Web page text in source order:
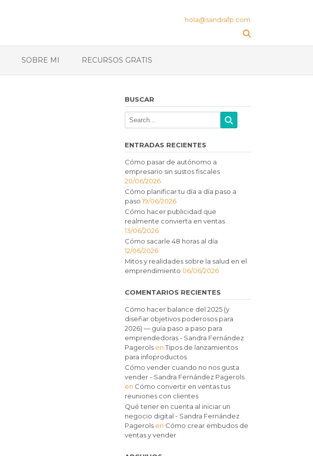
hola@sandrafp.com
SOBRE MI RECURSOS GRATIS
BUSCAR
ENTRADAS RECIENTES
Cómo pasar de autónomo a
empresario sin sustos fiscales
20/06/2026
Cómo planificar tu día a día paso a
paso 19/06/2026
Cómo hacer publicidad que
realmente convierta en ventas
13/06/2026
Cómo sacarle 48 horas al día
12/06/2026
Mitos y realidades sobre la salud en el
emprendimiento 06/06/2026
COMENTARIOS RECIENTES
Cómo hacer balance del 2025 (y
diseñar objetivos poderosos para
2026) — guía paso a paso para
emprendedoras - Sandra Fernández
PagerolsenTipos de lanzamientos
para infoproductos
Cómo vender cuando no nos gusta
vender - Sandra Fernández Pagerols
en Cómo convertir en ventas tus
reuniones con clientes
Qué tener en cuenta al iniciar un
negocio digital - Sandra Fernández
Pagerolsen Cómo crear embudos de
ventas y vender